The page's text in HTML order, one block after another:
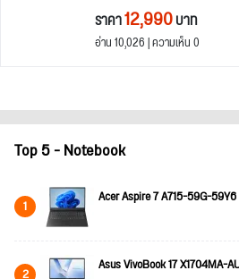
ราคา12,990บาท
อ่าน 10,026 | ความเห็น 0
Top 5 - Notebook
1 Acer Aspire 7 A715-59G-59Y6
Asus VivoBook 17 X1704MA-